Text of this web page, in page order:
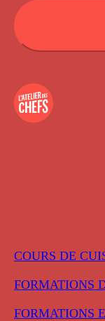
COURS DE
FORMATIONS
FORMATIONS